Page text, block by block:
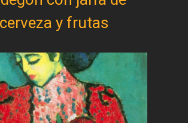
cerveza y frutas